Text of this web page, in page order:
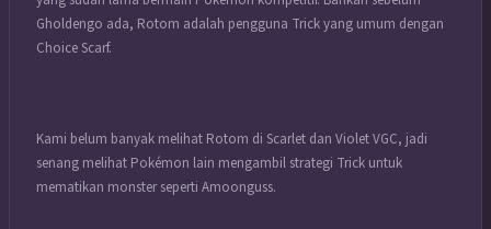
Gholdengo ada, Rotom adalah pengguna Trick yang umum dengan
Choice Scarf.
Kami belum banyak melihat Rotom di Scarlet dan Violet VGC, jadi
senang melihat Pokémon lain mengambil strategi Trick untuk
mematikan monster seperti Amoonguss.